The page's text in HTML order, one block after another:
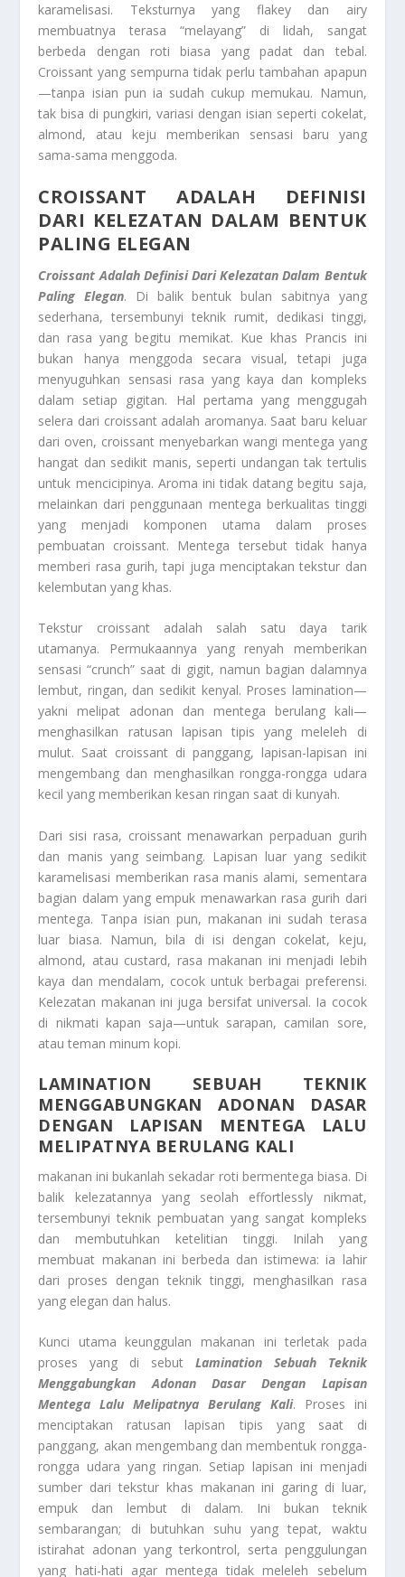
karamelisasi. Teksturnya yang flakey dan airy
membuatnya terasa “melayang” di lidah, sangat
berbeda dengan roti biasa yang padat dan tebal.
Croissant yang sempurna tidak perlu tambahan apapun
—tanpa isian pun ia sudah cukup memukau. Namun,
tak bisa di pungkiri, variasi dengan isian seperti cokelat,
almond, atau keju memberikan sensasi baru yang
sama-sama menggoda.
CROISSANT ADALAH DEFINISI
DARI KELEZATAN DALAM BENTUK
PALING ELEGAN
Croissant Adalah Definisi Dari Kelezatan Dalam Bentuk
Paling Elegan. Di balik bentuk bulan sabitnya yang
sederhana, tersembunyi teknik rumit, dedikasi tinggi,
dan rasa yang begitu memikat. Kue khas Prancis ini
bukan hanya menggoda secara visual, tetapi juga
menyuguhkan sensasi rasa yang kaya dan kompleks
dalam setiap gigitan. Hal pertama yang menggugah
selera dari croissant adalah aromanya. Saat baru keluar
dari oven, croissant menyebarkan wangi mentega yang
hangat dan sedikit manis, seperti undangan tak tertulis
untuk mencicipinya. Aroma ini tidak datang begitu saja,
melainkan dari penggunaan mentega berkualitas tinggi
yang menjadi komponen utama dalam proses
pembuatan croissant. Mentega tersebut tidak hanya
memberi rasa gurih, tapi juga menciptakan tekstur dan
kelembutan yang khas.
Tekstur croissant adalah salah satu daya tarik
utamanya. Permukaannya yang renyah memberikan
sensasi “crunch” saat di gigit, namun bagian dalamnya
lembut, ringan, dan sedikit kenyal. Proses lamination—
yakni melipat adonan dan mentega berulang kali—
menghasilkan ratusan lapisan tipis yang meleleh di
mulut. Saat croissant di panggang, lapisan-lapisan ini
mengembang dan menghasilkan rongga-rongga udara
kecil yang memberikan kesan ringan saat di kunyah.
Dari sisi rasa, croissant menawarkan perpaduan gurih
dan manis yang seimbang. Lapisan luar yang sedikit
karamelisasi memberikan rasa manis alami, sementara
bagian dalam yang empuk menawarkan rasa gurih dari
mentega. Tanpa isian pun, makanan ini sudah terasa
luar biasa. Namun, bila di isi dengan cokelat, keju,
almond, atau custard, rasa makanan ini menjadi lebih
kaya dan mendalam, cocok untuk berbagai preferensi.
Kelezatan makanan ini juga bersifat universal. Ia cocok
di nikmati kapan saja—untuk sarapan, camilan sore,
atau teman minum kopi.
LAMINATION SEBUAH TEKNIK
MENGGABUNGKAN ADONAN DASAR
DENGAN LAPISAN MENTEGA LALU
MELIPATNYA BERULANG KALI
makanan ini bukanlah sekadar roti bermentega biasa. Di
balik kelezatannya yang seolah effortlessly nikmat,
tersembunyi teknik pembuatan yang sangat kompleks
dan membutuhkan ketelitian tinggi. Inilah yang
membuat makanan ini berbeda dan istimewa: ia lahir
dari proses dengan teknik tinggi, menghasilkan rasa
yang elegan dan halus.
Kunci utama keunggulan makanan ini terletak pada
proses yang di sebut Lamination Sebuah Teknik
Menggabungkan Adonan Dasar Dengan Lapisan
Mentega Lalu Melipatnya Berulang Kali. Proses ini
menciptakan ratusan lapisan tipis yang saat di
panggang, akan mengembang dan membentuk rongga-
rongga udara yang ringan. Setiap lapisan ini menjadi
sumber dari tekstur khas makanan ini garing di luar,
empuk dan lembut di dalam. Ini bukan teknik
sembarangan; di butuhkan suhu yang tepat, waktu
istirahat adonan yang terkontrol, serta penggulungan
yang hati-hati agar mentega tidak meleleh sebelum